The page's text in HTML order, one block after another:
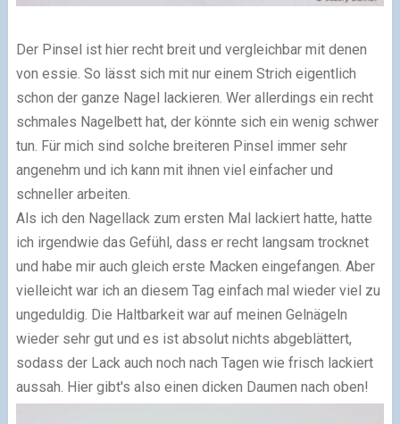
Der Pinsel ist hier recht breit und vergleichbar mit denen
von essie. So lässt sich mit nur einem Strich eigentlich
schon der ganze Nagel lackieren. Wer allerdings ein recht
schmales Nagelbett hat, der könnte sich ein wenig schwer
tun. Für mich sind solche breiteren Pinsel immer sehr
angenehm und ich kann mit ihnen viel einfacher und
schneller arbeiten.
Als ich den Nagellack zum ersten Mal lackiert hatte, hatte
ich irgendwie das Gefühl, dass er recht langsam trocknet
und habe mir auch gleich erste Macken eingefangen. Aber
vielleicht war ich an diesem Tag einfach mal wieder viel zu
ungeduldig. Die Haltbarkeit war auf meinen Gelnägeln
wieder sehr gut und es ist absolut nichts abgeblättert,
sodass der Lack auch noch nach Tagen wie frisch lackiert
aussah. Hier gibt's also einen dicken Daumen nach oben!